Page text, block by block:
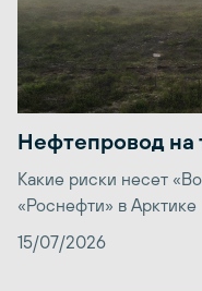
Нефтепровод на
Какие риски несет
«Роснефти» в Арктике
15/07/2026